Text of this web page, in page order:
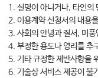
1. 실명이 아니거나, 타인의
2. 이용계약 신청서의 내용
3. 사회의 안녕과 질서, 미
4. 부정한 용도나 영리를 추
5. 기타 규정한 제반사항을
6. 기술상 서비스 제공이 불